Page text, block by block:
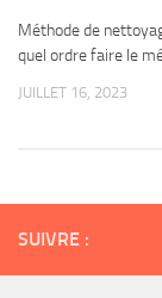
Méthode de
quel ordre faire le
JUILLET 16, 2023
SUIVRE :